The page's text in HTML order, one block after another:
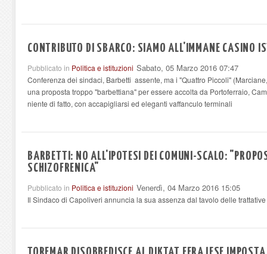
CONTRIBUTO DI SBARCO: SIAMO ALL'IMMANE CASINO
Pubblicato in Politica e istituzioni Sabato, 05 Marzo 2016 07:47
Conferenza dei sindaci, Barbetti assente, ma i "Quattro Piccoli"
una proposta troppo "barbettiana" per essere accolta da Portoferraio,
niente di fatto, con accapigliarsi ed eleganti vaffanculo terminali
BARBETTI: NO ALL'IPOTESI DEI COMUNI-SCALO:
SCHIZOFRENICA"
Pubblicato in Politica e istituzioni Venerdì, 04 Marzo 2016 15:05
Il Sindaco di Capoliveri annuncia la sua assenza dal tavolo delle